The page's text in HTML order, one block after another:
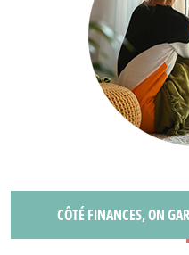
CÔTÉ FINANCES, ON